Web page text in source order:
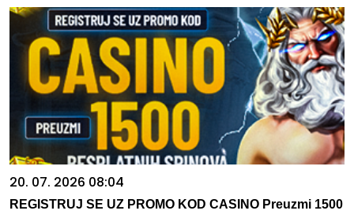
20. 07. 2026 08:04
REGISTRUJ SE UZ PROMO KOD CASINO Preuzmi 1500